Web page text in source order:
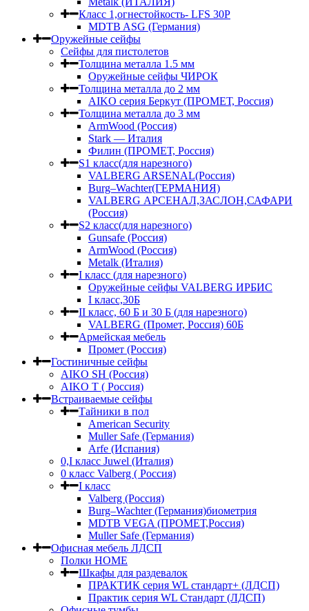
Класс 1,огнестойкость- LFS 30P
MDTB ASG (Германия)
Оружейные сейфы
Сейфы для пистолетов
Толщина металла 1.5 мм
Оружейные сейфы ЧИРОК
Толщина металла до 2 мм
AIKO серия Беркут (ПРОМЕТ, Россия)
Толщина металла до 3 мм
ArmWood (Россия)
Stark — Италия
Филин (ПРОМЕТ, Россия)
S1 класс(для нарезного)
VALBERG ARSENAL(Россия)
Burg–Wachter(ГЕРМАНИЯ)
VALBERG АРСЕНАЛ,ЗАСЛОН,САФАРИ
(Россия)
S2 класс(для нарезного)
Gunsafe (Россия)
ArmWood (Россия)
Metalk (Италия)
I класс (для нарезного)
Оружейные сейфы VALBERG ИРБИС
I класс,30Б
II класс, 60 Б и 30 Б (для нарезного)
VALBERG (Промет, Россия) 60Б
Армейская мебель
Промет (Россия)
Гостиничные сейфы
AIKO SH (Россия)
AIKO Т ( Россия)
Встраиваемые сейфы
Тайники в пол
American Security
Muller Safe (Германия)
Arfe (Испания)
0,I класс Juwel (Италия)
0 класс Valberg ( Россия)
I класс
Valberg (Россия)
Burg–Wachter (Германия)биометрия
MDTB VEGA (ПРОМЕТ,Россия)
Muller Safe (Германия)
Офисная мебель ЛДСП
Полки HOME
Шкафы для раздевалок
ПРАКТИК серия WL стандарт+ (ЛДСП)
Практик серия WL Стандарт (ЛДСП)